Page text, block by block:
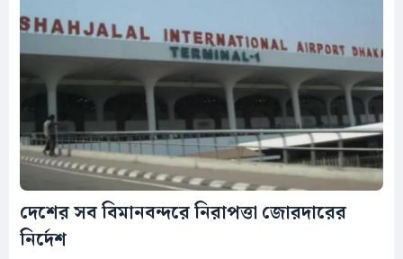
দেশের সব বিমানবন্দরে নিরাপত্তা জোরদারের
নির্দেশ